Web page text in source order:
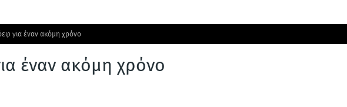
για έναν ακόμη χρόνο
έναν ακόμη χρόνο